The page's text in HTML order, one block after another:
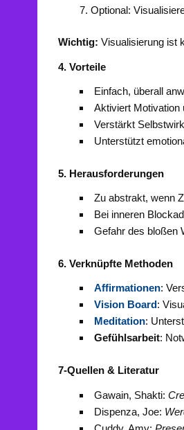
Optional:
Wichtig: Visualisierung ist
4. Vorteile
Einfach, überall
Aktiviert Motivation
Verstärkt
Unterstützt
5. Herausforderungen
Zu abstrakt, wenn
Bei inneren
Gefahr des bloßen
6. Verknüpfte Methoden
Affirmationen:
Vision Board:
Meditation:
Gefühlsarbeit:
7-Quellen & Literatur
Gawain, Shakti:
Dispenza, Joe: